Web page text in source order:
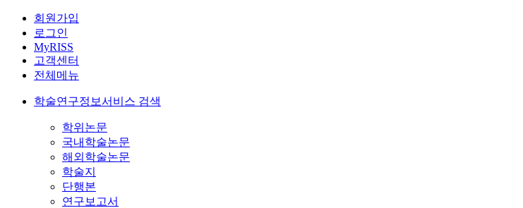
회원가입
로그인
MyRISS
고객센터
전체메뉴
학술연구정보서비스 검색
학위논문
국내학술논문
해외학술논문
학술지
단행본
연구보고서